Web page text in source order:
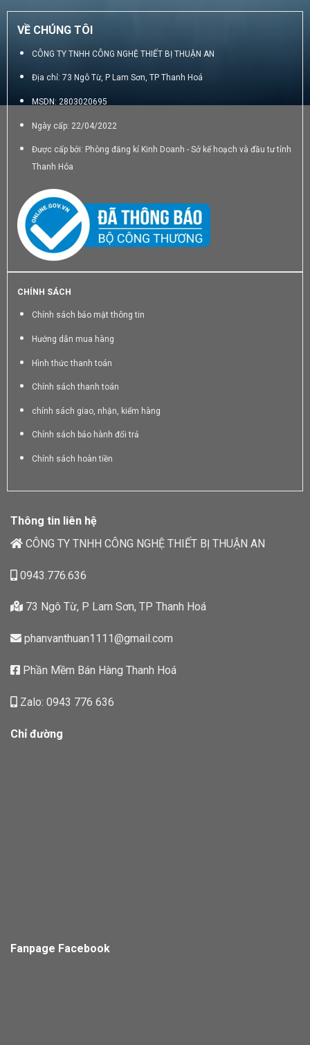
VỀ CHÚNG TÔI
CÔNG TY TNHH CÔNG NGHỆ THIẾT BỊ THUẬN AN
Địa chỉ: 73 Ngô Từ, P Lam Sơn, TP Thanh Hoá
MSDN: 2803020695
Ngày cấp: 22/04/2022
Được cấp bởi: Phòng đăng kí Kinh Doanh - Sở kế hoạch và đầu tư tỉnh
Thanh Hóa
CHÍNH SÁCH
Chính sách bảo mật thông tin
Hướng dẫn mua hàng
Hình thức thanh toán
Chính sách thanh toán
chính sách giao, nhận, kiểm hàng
Chính sách bảo hành đổi trả
Chính sách hoàn tiền
Thông tin liên hệ
CÔNG TY TNHH CÔNG NGHỆ THIẾT BỊ THUẬN AN
0943.776.636
73 Ngô Từ, P Lam Sơn, TP Thanh Hoá
phanvanthuan1111@gmail.com
Phần Mềm Bán Hàng Thanh Hoá
Zalo: 0943 776 636
Chỉ đường
Fanpage Facebook